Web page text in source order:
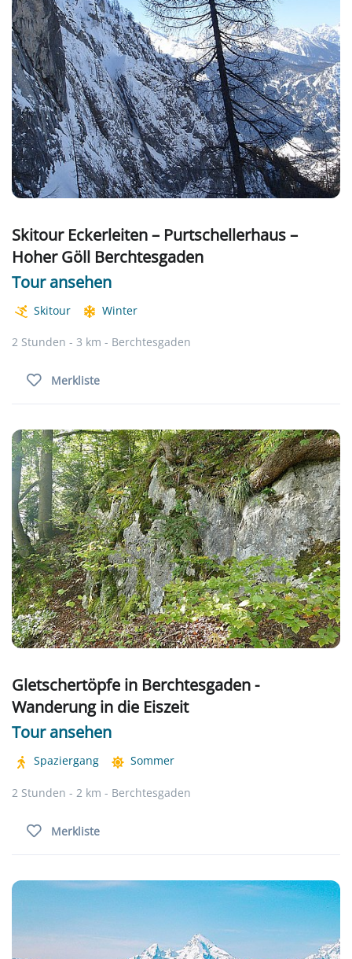
Skitour Eckerleiten – Purtschellerhaus –
Hoher Göll Berchtesgaden
Tour ansehen
Skitour Winter
2 Stunden - 3 km - Berchtesgaden
Merkliste
Gletschertöpfe in Berchtesgaden -
Wanderung in die Eiszeit
Tour ansehen
Spaziergang Sommer
2 Stunden - 2 km - Berchtesgaden
Merkliste